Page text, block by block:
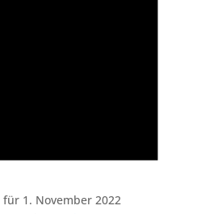
1. November 2022